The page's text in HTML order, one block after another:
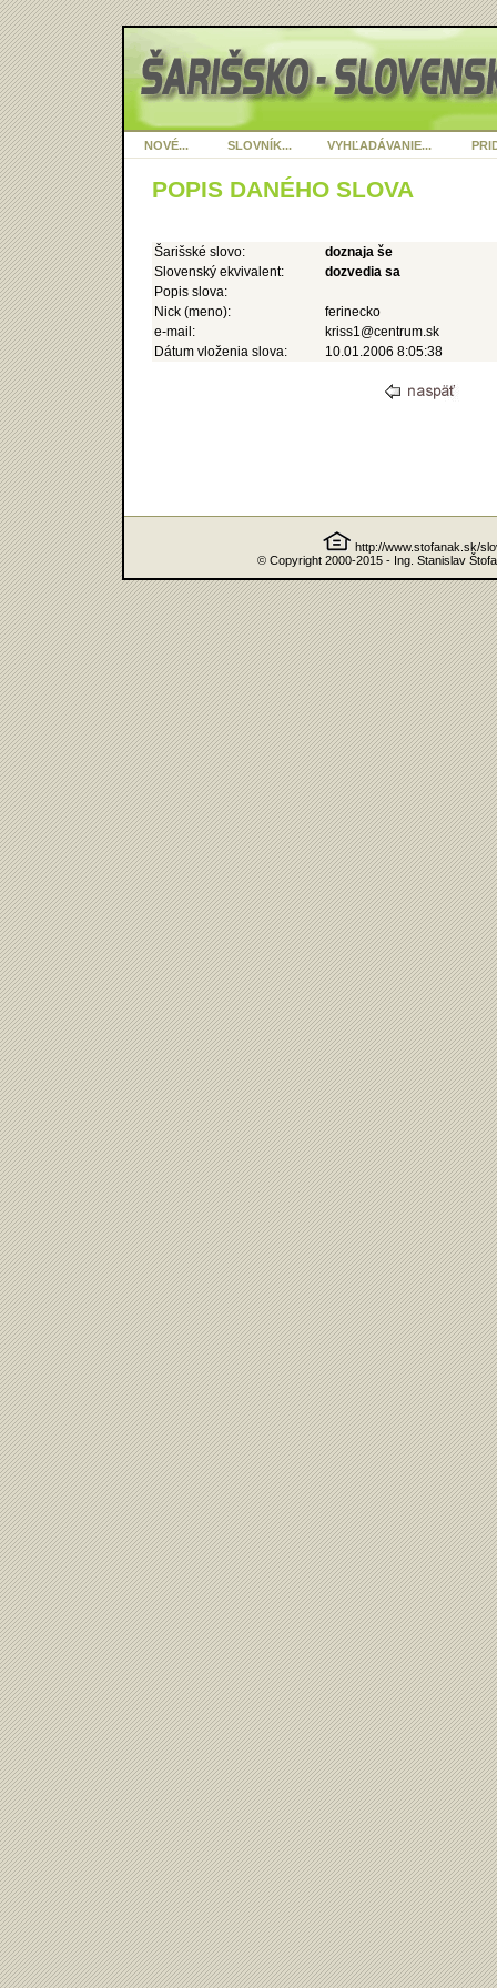
NOVÉ... SLOVNÍK... VYHĽADÁVANIE...
POPIS DANÉHO SLOVA
Šarišské slovo:
doznaja še
Slovenský ekvivalent:
dozvedia sa
Popis slova:
Nick (meno):
ferinecko
e-mail:
kriss1@centrum.sk
Dátum vloženia slova:
10.01.2006 8:05:38
http://www.stofanak.sk/
© Copyright 2000-2015 - Ing. Stanislav